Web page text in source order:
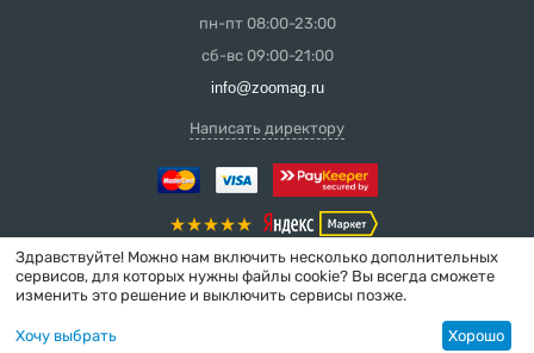
пн-пт 08:00-23:00
сб-вс 09:00-21:00
info@zoomag.ru
Написать директору
Интернет-магазин сделан в вебстудии
MakeShop.pro
Здравствуйте! Можно нам включить несколько дополнительных
сервисов, для которых нужны файлы cookie? Вы всегда сможете
изменить это решение и выключить сервисы позже.
Хочу выбрать Хорошо